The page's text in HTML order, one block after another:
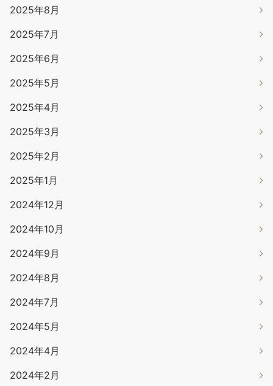
2025年8月
2025年7月
2025年6月
2025年5月
2025年4月
2025年3月
2025年2月
2025年1月
2024年12月
2024年10月
2024年9月
2024年8月
2024年7月
2024年5月
2024年4月
2024年2月